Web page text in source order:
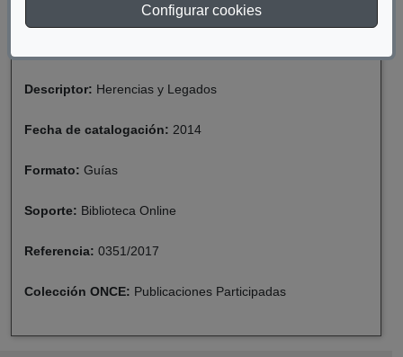
Configurar cookies
Discapacidad
Descriptor: Herencias y Legados
Fecha de catalogación: 2014
Formato: Guías
Soporte: Biblioteca Online
Referencia: 0351/2017
Colección ONCE: Publicaciones Participadas